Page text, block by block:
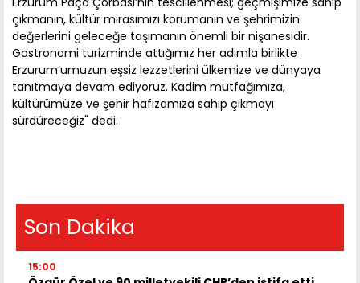
çıkmanın, kültür mirasımızı korumanın ve şehrimizin
değerlerini geleceğe taşımanın önemli bir nişanesidir.
Gastronomi turizminde attığımız her adımla birlikte
Erzurum’umuzun eşsiz lezzetlerini ülkemize ve dünyaya
tanıtmaya devam ediyoruz. Kadim mutfağımıza,
kültürümüze ve şehir hafızamıza sahip çıkmayı
sürdüreceğiz" dedi.
Son Dakika
15:00